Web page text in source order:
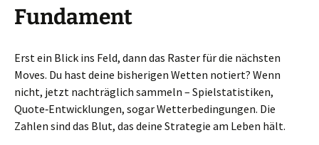
Fundament
Erst ein Blick ins Feld, dann das Raster für die nächsten
Moves. Du hast deine bisherigen Wetten notiert? Wenn
nicht, jetzt nachträglich sammeln – Spielstatistiken,
Quote‑Entwicklungen, sogar Wetterbedingungen. Die
Zahlen sind das Blut, das deine Strategie am Leben hält.